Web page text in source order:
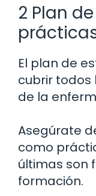
2 Plan
El plan de
cubrir todos
de la
Asegúrate
como
últimas son
formación.